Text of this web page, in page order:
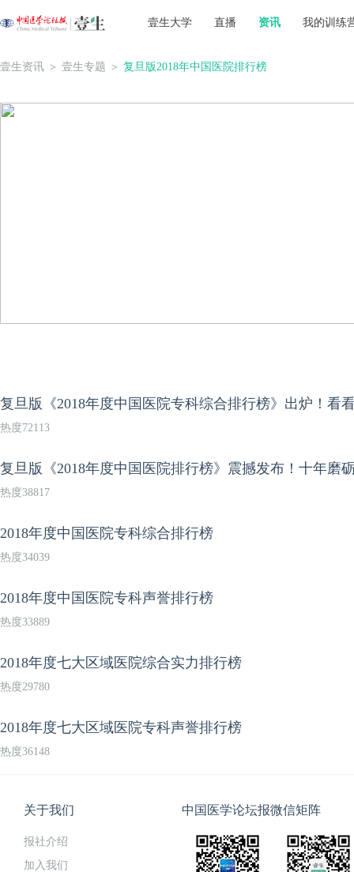
壹生大学 直播 资讯 我的训练
壹生资讯 ＞ 壹生专题 ＞ 复旦版2018年中国医院排行榜
复旦版《2018年度中国医院专科综合排行榜》出炉！看
热度72113
复旦版《2018年度中国医院排行榜》震撼发布！十年磨
热度38817
2018年度中国医院专科综合排行榜
热度34039
2018年度中国医院专科声誉排行榜
热度33889
2018年度七大区域医院综合实力排行榜
热度29780
2018年度七大区域医院专科声誉排行榜
热度36148
关于我们
报社介绍
加入我们
中国医学论坛报微信矩阵